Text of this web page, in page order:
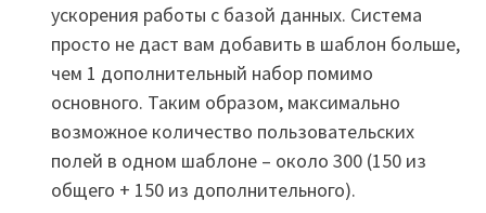
ускорения работы с базой данных. Система
просто не даст вам добавить в шаблон больше,
чем 1 дополнительный набор помимо
основного. Таким образом, максимально
возможное количество пользовательских
полей в одном шаблоне – около 300 (150 из
общего + 150 из дополнительного).